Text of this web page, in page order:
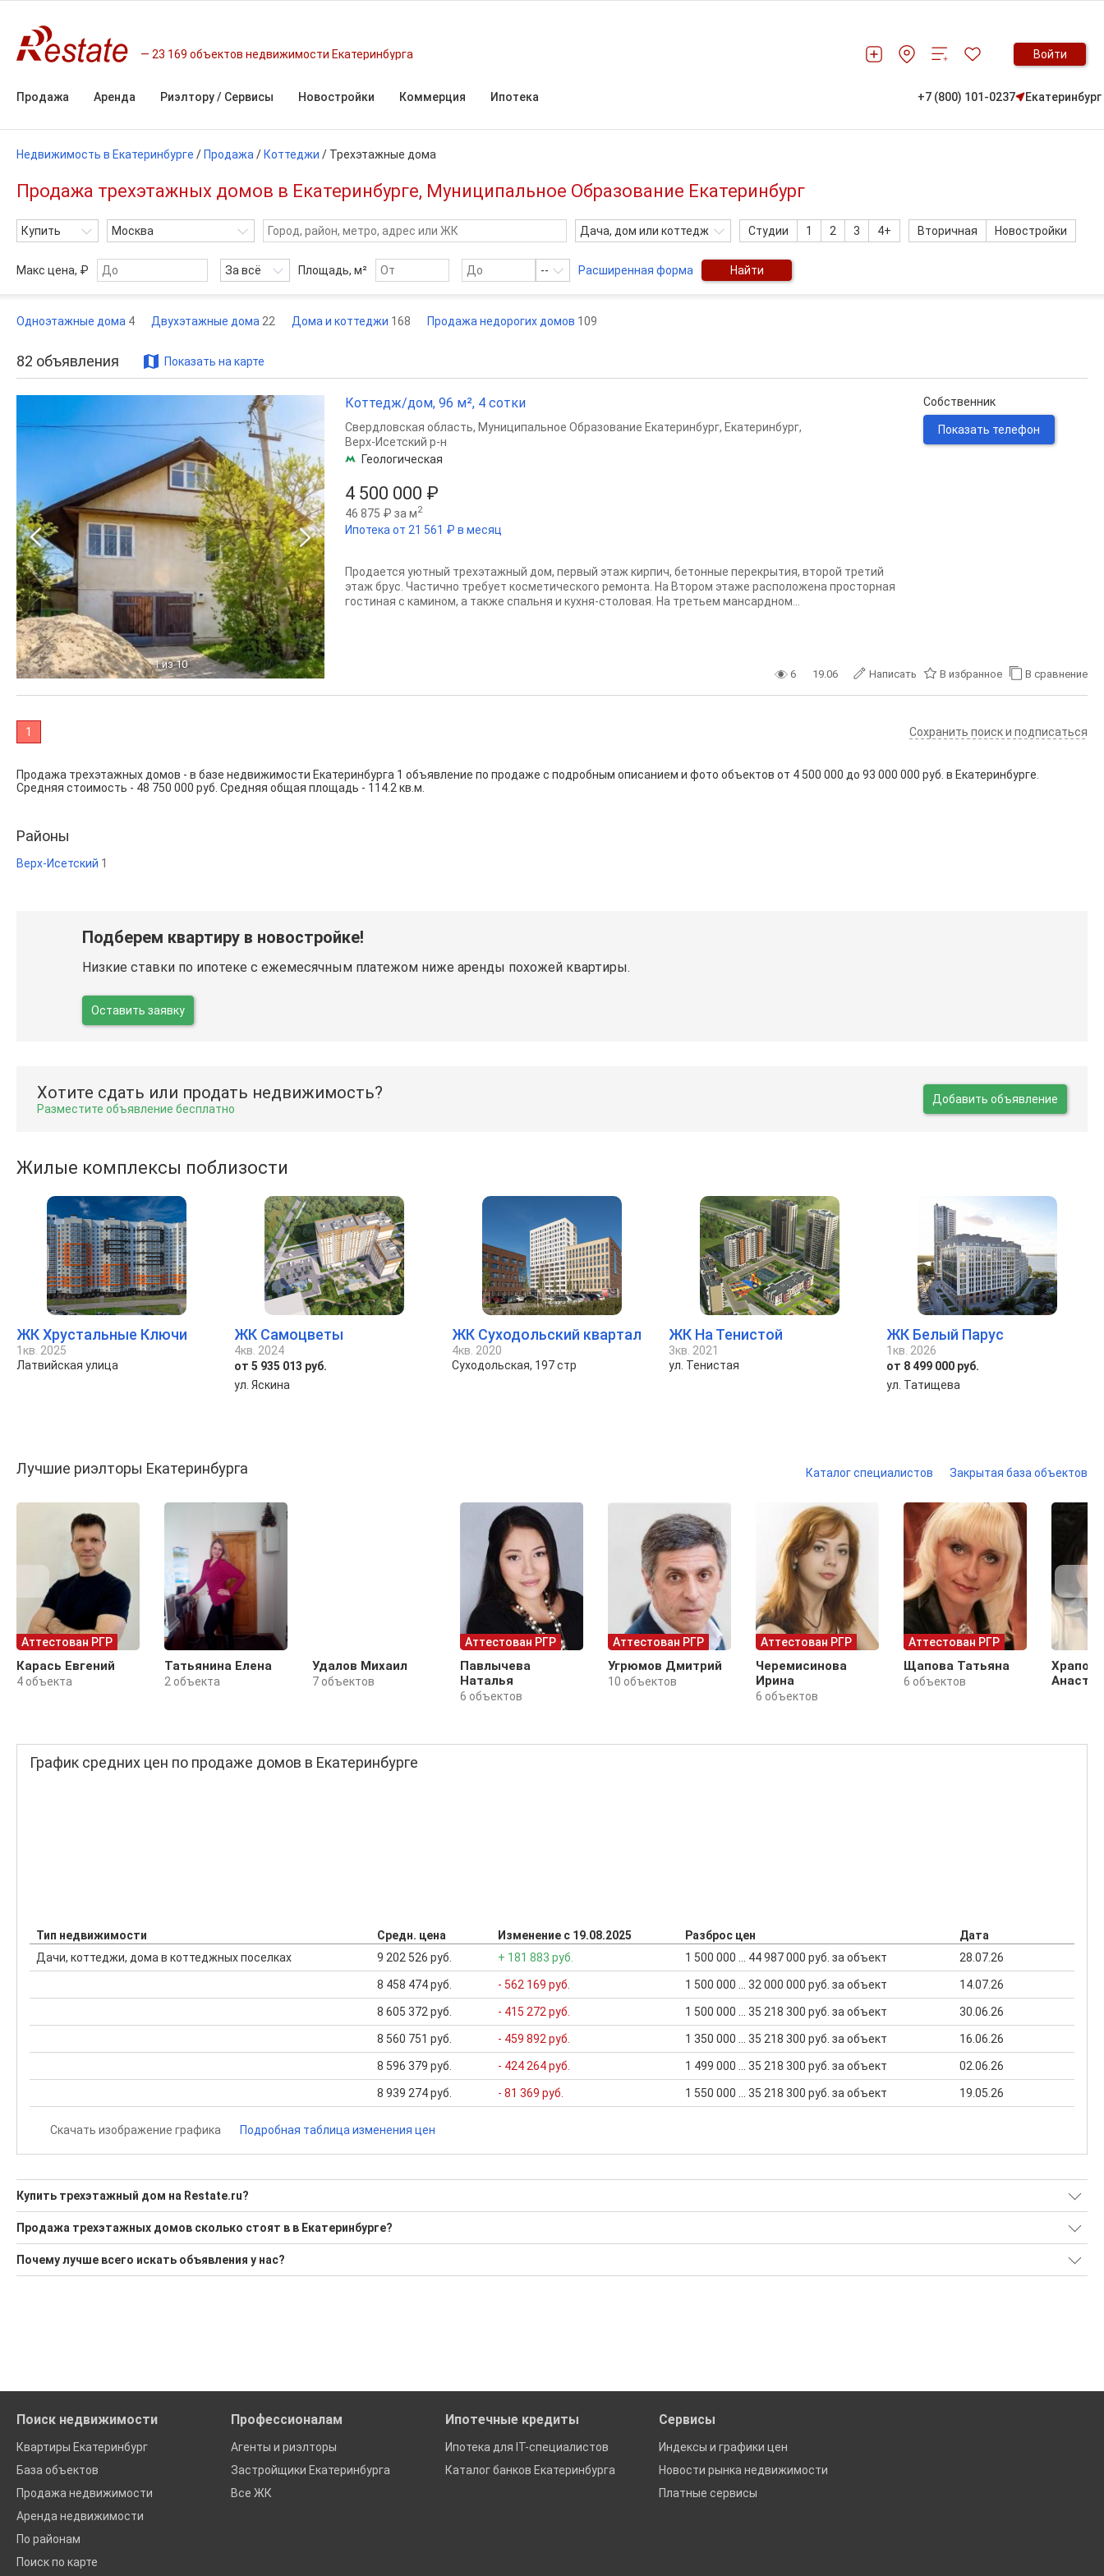
23 169 объектов недвижимости Екатеринбурга Войти
Продажа Аренда Риэлтору / Сервисы Новостройки Коммерция Ипотека +7 (800) 101-0237 Екатеринбург
Недвижимость в Екатеринбурге / Продажа / Коттеджи / Трехэтажные дома
Продажа трехэтажных домов в Екатеринбурге, Муниципальное Образование Екатеринбург
Купить Москва Дача, дом или коттедж Студии 1 2 3 4+ Вторичная Новостройки
Макс цена, ₽ За всё Площадь, м² -- Расширенная форма Найти
Одноэтажные дома 4 Двухэтажные дома 22 Дома и коттеджи 168 Продажа недорогих домов 109
82 объявления Показать на карте
1 из 10
Коттедж/дом, 96 м², 4 сотки
4 500 000 ₽
46 875 ₽ за м2
Ипотека от 21 561 ₽ в месяц
Свердловская область, Муниципальное Образование Екатеринбург, Екатеринбург,
Верх-Исетский р-н
Геологическая
Продается уютный трехэтажный дом, первый этаж кирпич, бетонные перекрытия, второй третий
этаж брус. Частично требует косметического ремонта. На Втором этаже расположена просторная
гостиная с камином, а также спальня и кухня-столовая. На третьем мансардном...
Собственник
Показать телефон
6 19.06 Написать В избранное В сравнение
1 Сохранить поиск и подписаться
Продажа трехэтажных домов - в базе недвижимости Екатеринбурга 1 объявление по продаже с подробным описанием и фото объектов от 4 500 000 до 93 000 000 руб. в Екатеринбурге.
Средняя стоимость - 48 750 000 руб. Средняя общая площадь - 114.2 кв.м.
Районы
Верх-Исетский 1
Подберем квартиру в новостройке!
Низкие ставки по ипотеке с ежемесячным платежом ниже аренды похожей квартиры.
Оставить заявку
Хотите сдать или продать недвижимость?
Разместите объявление бесплатно
Добавить объявление
Жилые комплексы поблизости
ЖК Хрустальные Ключи
1кв. 2025
Латвийская улица
ЖК Самоцветы
4кв. 2024
от 5 935 013 руб.
ул. Яскина
ЖК Суходольский квартал
4кв. 2020
Суходольская, 197 стр
ЖК На Тенистой
3кв. 2021
ул. Тенистая
ЖК Белый Парус
1кв. 2026
от 8 499 000 руб.
ул. Татищева
Лучшие риэлторы Екатеринбурга Каталог специалистов Закрытая база объектов
Аттестован РГР
Карась Евгений
4 объекта
Татьянина Елена
2 объекта
Удалов Михаил
7 объектов
Аттестован РГР
Павлычева
Наталья
6 объектов
Аттестован РГР
Угрюмов Дмитрий
10 объектов
Аттестован РГР
Черемисинова
Ирина
6 объектов
Аттестован РГР
Щапова Татьяна
6 объектов
График средних цен по продаже домов в Екатеринбурге
Тип недвижимости Средн. цена Изменение с 19.08.2025 Разброс цен
Дата
Дачи, коттеджи, дома в коттеджных поселках
9 202 526 руб. + 181 883 руб. 1 500 000 ... 44 987 000 руб. за объект 28.07.26
8 458 474 руб. - 562 169 руб. 1 500 000 ... 32 000 000 руб. за объект 14.07.26
8 605 372 руб. - 415 272 руб. 1 500 000 ... 35 218 300 руб. за объект 30.06.26
8 560 751 руб. - 459 892 руб. 1 350 000 ... 35 218 300 руб. за объект 16.06.26
8 596 379 руб. - 424 264 руб. 1 499 000 ... 35 218 300 руб. за объект 02.06.26
8 939 274 руб. - 81 369 руб. 1 550 000 ... 35 218 300 руб. за объект 19.05.26
Скачать изображение графика Подробная таблица изменения цен
Купить трехэтажный дом на Restate.ru?
1 актуальное и проверенное объявление
Продажа трехэтажных домов сколько стоят в в Екатеринбурге?
Минимальная цена: 4 500 000 Р. Максимальная цена: 93 000 000 Р; Средняя: 48 750 000 Р
Средняя площадь: 114.2 кв.м.
Почему лучше всего искать объявления у нас?
Поиск недвижимости
Квартиры Екатеринбург
База объектов
Продажа недвижимости
Аренда недвижимости
По районам
Поиск по карте
Профессионалам
Агенты и риэлторы
Застройщики Екатеринбурга
Все ЖК
Ипотечные кредиты
Ипотека для IT-специалистов
Каталог банков Екатеринбурга
Сервисы
Индексы и графики цен
Новости рынка недвижимости
Платные сервисы